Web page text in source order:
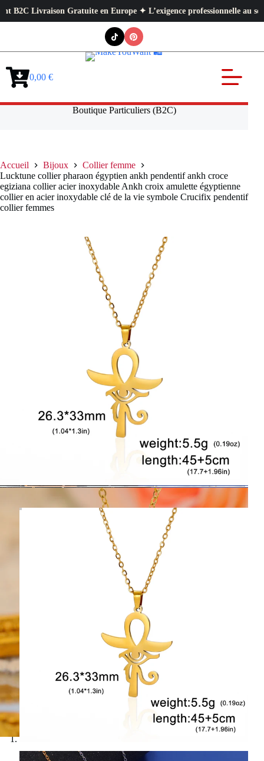
Gratuite en Europe ✦ L’exigence professionnelle au service
Panier0,00 €
Boutique Particuliers (B2C)
Accueil Bijoux
Collier femme
Lucktune collier pharaon égyptien ankh pendentif ankh croce
egiziana collier acier inoxydable Ankh croix amulette égyptienne
collier en acier inoxydable clé de la vie symbole Crucifix pendentif
collier femmes